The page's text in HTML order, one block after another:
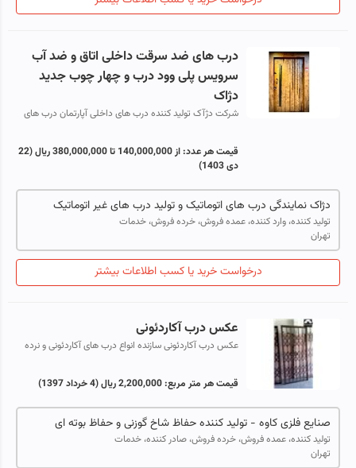
درب های ضد سرقت داخلی اتاق و ضد آب
سرویس پلی وود درب و چهار چوب جدید
دژاک
شرکت دژآک تولید کننده درب های داخلی آپارتمان درب های
قیمت هر عدد:از 140,000,000 تا 380,000,000 ریال
(22
دی 1403)
دژاک نمایندگی درب های اتوماتیک و تولید درب های غیر اتوماتیک
تولید کننده، وارد کننده، عمده فروش، خرده فروش، خدمات
تهران
درخواست خرید یا کسب اطلاعات بیشتر
عکس درب آکاردئونی
عکس درب آکاردئونی سازنده انواع درب های آکاردئونی و نرده
قیمت هر متر مربع:2,200,000 ریال (4 خرداد 1397)
صنایع فلزی کاوه - تولید کننده حفاظ شاخ گوزنی و حفاظ بوته ای
تولید کننده، عمده فروش، خرده فروش، صادر کننده، خدمات
تهران